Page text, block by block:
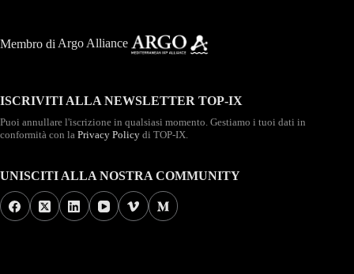
Membro di Argo Alliance
ISCRIVITI ALLA NEWSLETTER TOP-IX
Puoi annullare l'iscrizione in qualsiasi momento. Gestiamo i tuoi dati in
conformità con la Privacy Policy di TOP-IX.
UNISCITI ALLA NOSTRA COMMUNITY